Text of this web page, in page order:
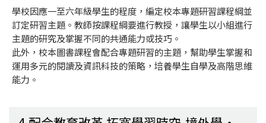
學校因應一至六年級學生的程度，編定校本專題研習課程綱並
訂定研習主題。教師按課程綱要進行教授，讓學生以小組進行
主題的研究及掌握不同的共通能力或技巧。
此外，校本圖書課程會配合專題研習的主題，幫助學生掌握和
運用多元的閱讀及資訊科技的策略，培養學生自學及高階思維
能力。